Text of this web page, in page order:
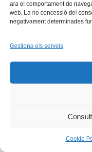
ara el comportament de
web. La no concessió del
negativament determinades
Gestiona els serveis
Cookie
INICI
Copyright ©